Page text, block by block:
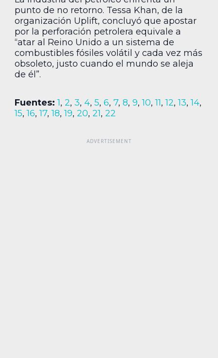
punto de no retorno. Tessa Khan, de la
organización Uplift, concluyó que apostar
por la perforación petrolera equivale a
“atar al Reino Unido a un sistema de
combustibles fósiles volátil y cada vez más
obsoleto, justo cuando el mundo se aleja
de él”.
Fuentes: 1, 2, 3, 4, 5, 6, 7, 8, 9,10,11,12,13,14,
15,16,17,18,19, 20, 21, 22